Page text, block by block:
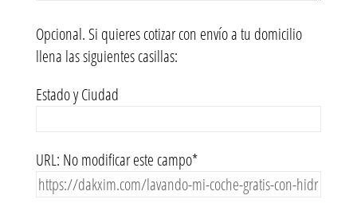
Opcional. Si quieres cotizar con envío a tu domicilio
llena las siguientes casillas:
Estado y Ciudad
URL: No modificar este campo*